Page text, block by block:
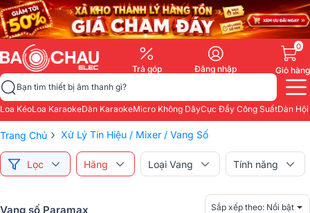
Trả góp Đăng nhập
0
Giỏ hàng
Bạn tìm thiết bị âm thanh gì?
Loa KéoLoa KaraokeDàn KaraokeMicro Không DâyCục Đẩy Công SuấtDàn
Trang Chủ › Xử Lý Tín Hiệu / Mixer / Vang Số
Lọc Hãng Loại Vang Tính năng
Vang số Paramax Sắp xếp theo: Nổi bật